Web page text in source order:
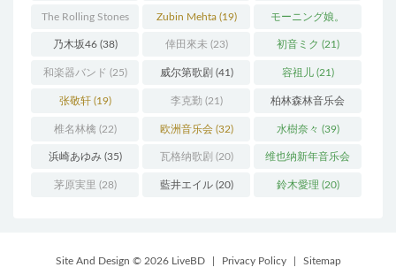
The Rolling Stones
(30)
Zubin Mehta(19) モーニング娘。
(27)
乃木坂46(38) 倖田來未 (23) 初音ミク (21)
和楽器バンド (25) 威尔第歌剧 (41) 容祖儿(21)
张敬轩(19) 李克勤 (21) 柏林森林音乐会
(22)
椎名林檎 (22) 欧洲音乐会(32) 水樹奈々 (39)
浜崎あゆみ(35) 瓦格纳歌剧 (20) 维也纳新年音乐会
(19)
茅原実里 (28) 藍井エイル(20) 鈴木愛理 (20)
Site And Design © 2026 LiveBD Privacy Policy Sitemap